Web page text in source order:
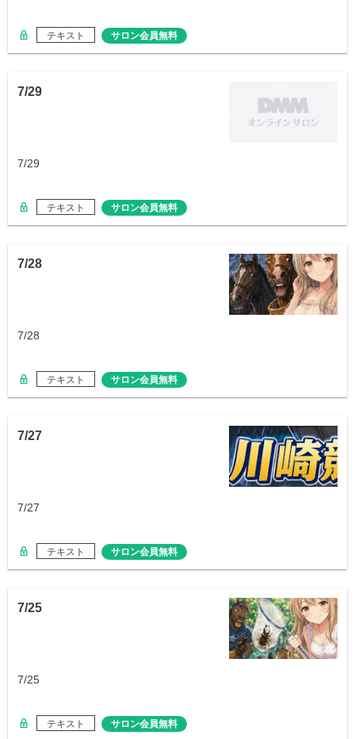
テキスト サロン会員無料
7/29
7/29
テキスト サロン会員無料
7/28
7/28
テキスト サロン会員無料
7/27
7/27
テキスト サロン会員無料
7/25
7/25
テキスト サロン会員無料